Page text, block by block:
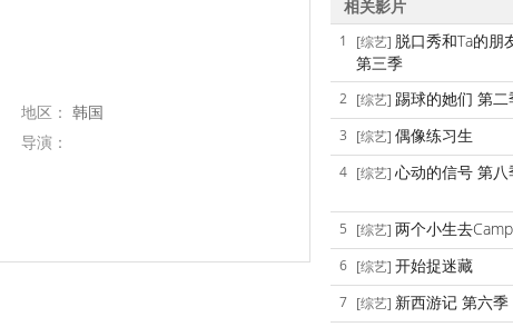
地区： 韩国
导演：
相关影片
1 [综艺] 脱口秀和Ta的朋
第三季
2 [综艺] 踢球的她们 第二
3 [综艺] 偶像练习生
4 [综艺] 心动的信号 第八
5 [综艺] 两个小生去
6 [综艺] 开始捉迷藏
7 [综艺] 新西游记 第六季